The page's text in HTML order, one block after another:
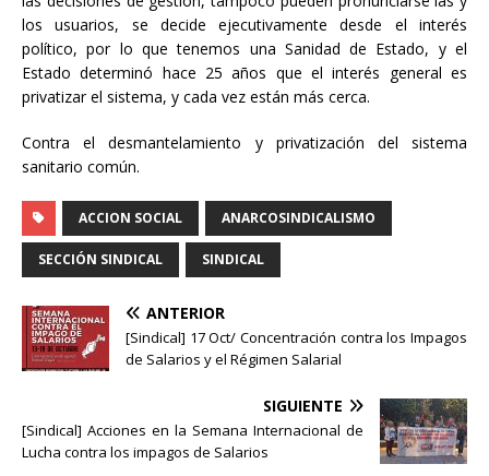
los usuarios, se decide ejecutivamente desde el interés
político, por lo que tenemos una Sanidad de Estado, y el
Estado determinó hace 25 años que el interés general es
privatizar el sistema, y cada vez están más cerca.
Contra el desmantelamiento y privatización del sistema
sanitario común.
ACCION SOCIAL ANARCOSINDICALISMO
SECCIÓN SINDICAL SINDICAL
ANTERIOR
[Sindical] 17 Oct/ Concentración contra los Impagos
de Salarios y el Régimen Salarial
SIGUIENTE
[Sindical] Acciones en la Semana Internacional de
Lucha contra los impagos de Salarios